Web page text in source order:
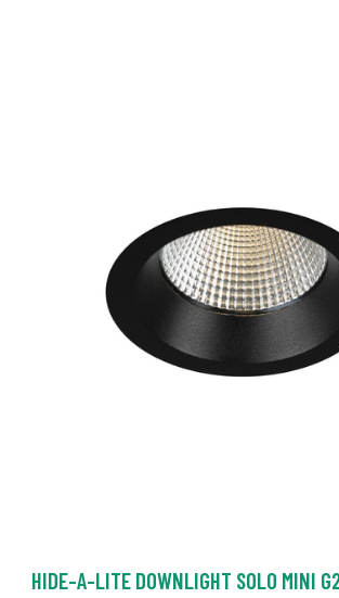
HIDE-A-LITE DOWNLIGHT SOLO MINI